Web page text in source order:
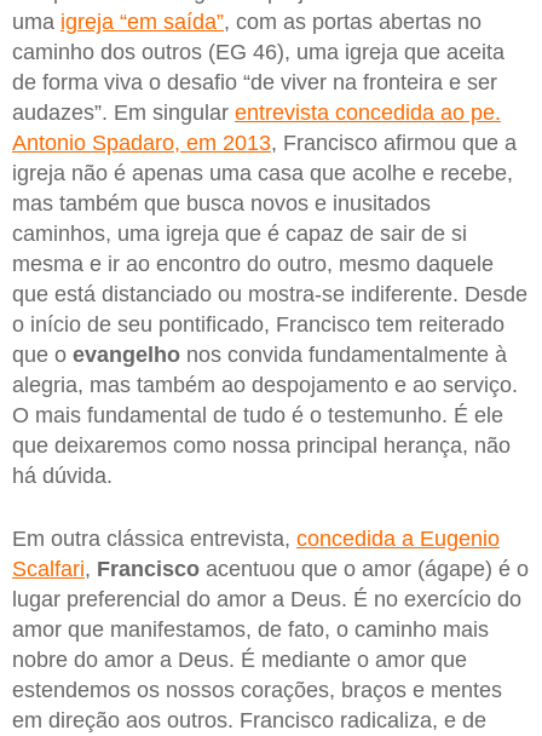
uma igreja “em saída”, com as portas abertas no
caminho dos outros (EG 46), uma igreja que aceita
de forma viva o desafio “de viver na fronteira e ser
audazes”. Em singular entrevista concedida ao pe.
Antonio Spadaro, em 2013, Francisco afirmou que a
igreja não é apenas uma casa que acolhe e recebe,
mas também que busca novos e inusitados
caminhos, uma igreja que é capaz de sair de si
mesma e ir ao encontro do outro, mesmo daquele
que está distanciado ou mostra-se indiferente. Desde
o início de seu pontificado, Francisco tem reiterado
que o evangelho nos convida fundamentalmente à
alegria, mas também ao despojamento e ao serviço.
O mais fundamental de tudo é o testemunho. É ele
que deixaremos como nossa principal herança, não
há dúvida.
Em outra clássica entrevista, concedida a Eugenio
Scalfari, Francisco acentuou que o amor (ágape) é o
lugar preferencial do amor a Deus. É no exercício do
amor que manifestamos, de fato, o caminho mais
nobre do amor a Deus. É mediante o amor que
estendemos os nossos corações, braços e mentes
em direção aos outros. Francisco radicaliza, e de